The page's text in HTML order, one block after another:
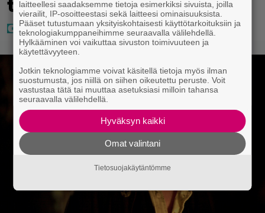
taas kielen käyttöä
laitteellesi saadaksemme tietoja esimerkiksi sivuista, joilla
vierailit, IP-osoitteestasi sekä laitteesi ominaisuuksista.
Pääset tutustumaan yksityiskohtaisesti käyttötarkoituksiin ja
teknologiakumppaneihimme seuraavalla välilehdellä.
Hylkääminen voi vaikuttaa sivuston toimivuuteen ja
käytettävyyteen.
Jotkin teknologiamme voivat käsitellä tietoja myös ilman
suostumusta, jos niillä on siihen oikeutettu peruste. Voit
vastustaa tätä tai muuttaa asetuksiasi milloin tahansa
seuraavalla välilehdellä.
Hyväksyn kaikki
Omat valintani
Tietosuojakäytäntömme